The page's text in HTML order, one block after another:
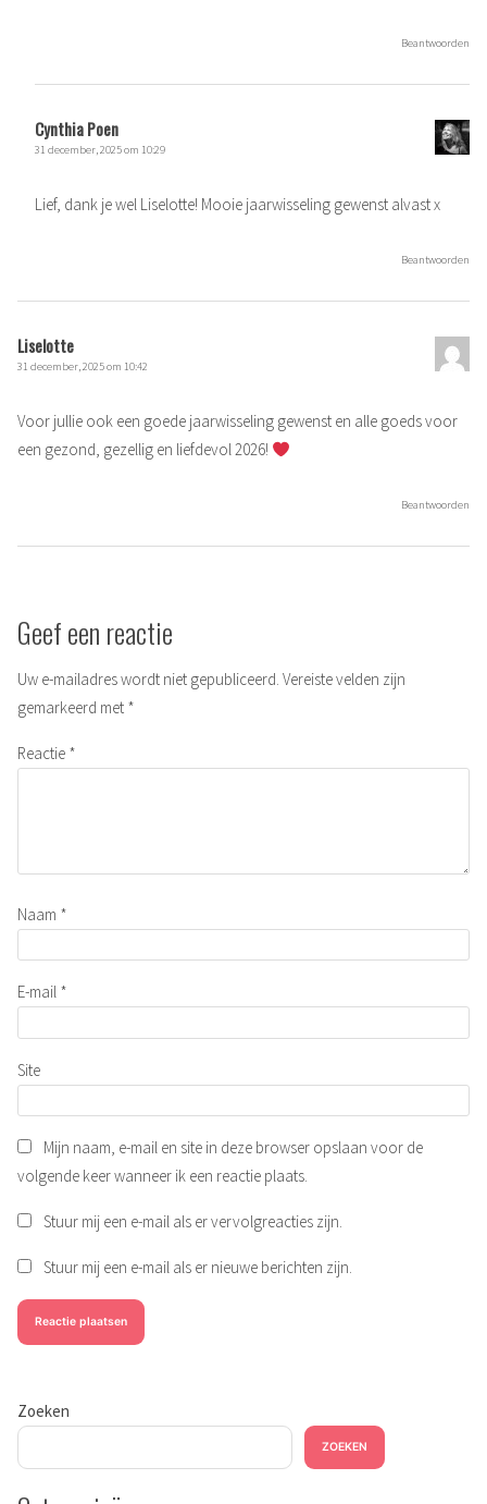
Beantwoorden
Cynthia Poen
31 december, 2025 om 10:29
Lief, dank je wel Liselotte! Mooie jaarwisseling gewenst alvast x
Beantwoorden
Liselotte
31 december, 2025 om 10:42
Voor jullie ook een goede jaarwisseling gewenst en alle goeds voor
een gezond, gezellig en liefdevol 2026!
Beantwoorden
Geef een reactie
Uw e-mailadres wordt niet gepubliceerd. Vereiste velden zijn
gemarkeerd met *
Reactie *
Naam *
E-mail *
Site
Mijn naam, e-mail en site in deze browser opslaan voor de
volgende keer wanneer ik een reactie plaats.
Stuur mij een e-mail als er vervolgreacties zijn.
Stuur mij een e-mail als er nieuwe berichten zijn.
Zoeken
ZOEKEN